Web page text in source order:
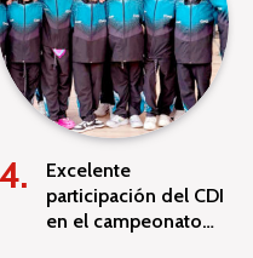
Excelente
participación del CDI
en el campeonato